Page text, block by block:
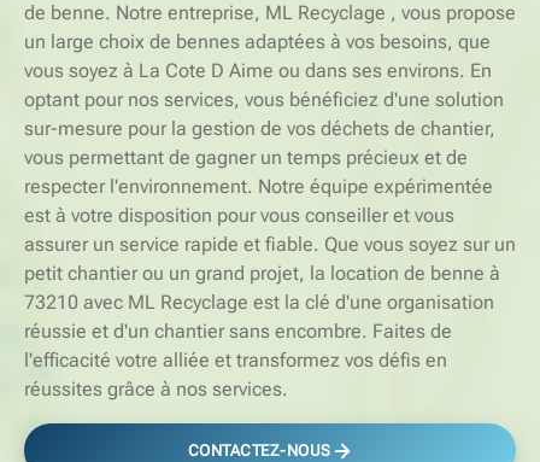
de benne. Notre entreprise, ML Recyclage , vous propose
un large choix de bennes adaptées à vos besoins, que
vous soyez à La Cote D Aime ou dans ses environs. En
optant pour nos services, vous bénéficiez d'une solution
sur-mesure pour la gestion de vos déchets de chantier,
vous permettant de gagner un temps précieux et de
respecter l'environnement. Notre équipe expérimentée
est à votre disposition pour vous conseiller et vous
assurer un service rapide et fiable. Que vous soyez sur un
petit chantier ou un grand projet, la location de benne à
73210 avec ML Recyclage est la clé d'une organisation
réussie et d'un chantier sans encombre. Faites de
l'efficacité votre alliée et transformez vos défis en
réussites grâce à nos services.
CONTACTEZ-NOUS